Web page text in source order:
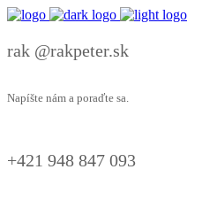
rak @rakpeter.sk
Napíšte nám a poraďte sa.
+421 948 847 093